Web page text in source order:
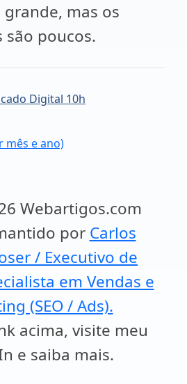
grande, mas os
poucos.
Digital 10h
mês e ano)
Webartigos.com
por Carlos
/ Executivo de
em Vendas e
(SEO / Ads).
acima, visite meu
e saiba mais.